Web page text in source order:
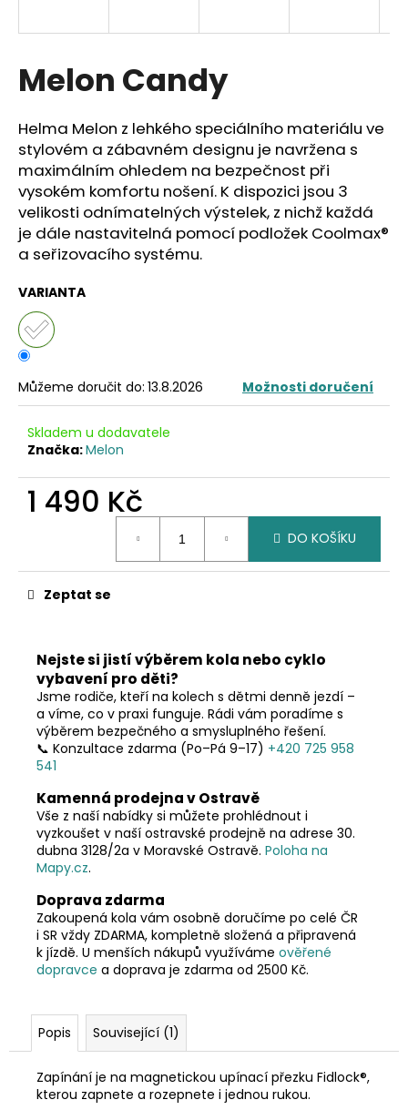
Melon Candy
Helma Melon z lehkého speciálního materiálu ve
stylovém a zábavném designu je navržena s
maximálním ohledem na bezpečnost při
vysokém komfortu nošení. K dispozici jsou 3
velikosti odnímatelných výstelek, z nichž každá
je dále nastavitelná pomocí podložek Coolmax®
a seřizovacího systému.
VARIANTA
Můžeme doručit do: 13.8.2026 Možnosti doručení
Skladem u dodavatele
Značka:Melon
1 490 Kč
DO KOŠÍKU
Zeptat se
Nejste si jistí výběrem kola nebo cyklo
vybavení pro děti?
Jsme rodiče, kteří na kolech s dětmi denně jezdí –
a víme, co v praxi funguje. Rádi vám poradíme s
výběrem bezpečného a smysluplného řešení.
📞 Konzultace zdarma (Po–Pá 9–17) +420 725 958
541
Kamenná prodejna v Ostravě
Vše z naší nabídky si můžete prohlédnout i
vyzkoušet v naší ostravské prodejně na adrese 30.
dubna 3128/2a v Moravské Ostravě. Poloha na
Mapy.cz.
Doprava zdarma
Zakoupená kola vám osobně doručíme po celé ČR
i SR vždy ZDARMA, kompletně složená a připravená
k jízdě. U menších nákupů využíváme ověřené
dopravce a doprava je zdarma od 2500 Kč.
Popis Související (1)
Zapínání je na magnetickou upínací přezku Fidlock®,
kterou zapnete a rozepnete i jednou rukou.
í
t
?
HLEDAT
D
o
p
o
u
č
u
e
m